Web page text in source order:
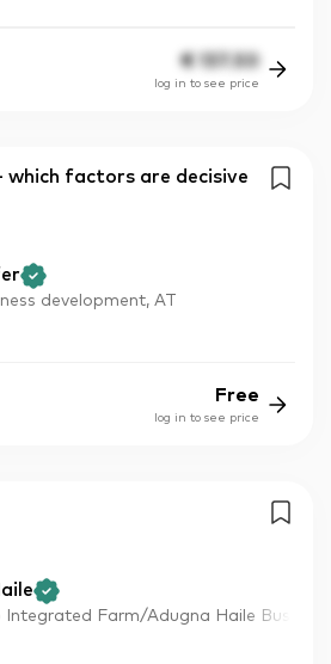
€ 137.50
log in to see price
which factors are decisive
development, AT
Free
log in to see price
Integrated Farm/Adugna Haile Bus